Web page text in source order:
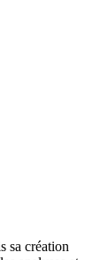
sa création